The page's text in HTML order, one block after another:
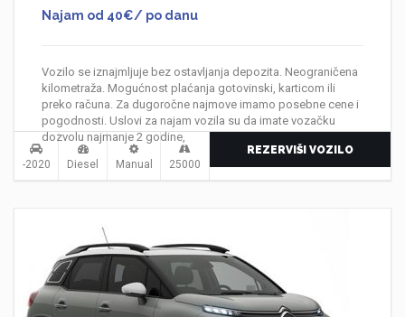
Najam od 40€/ po danu
Vozilo se iznajmljuje bez ostavljanja depozita. Neograničena
kilometraža. Mogućnost plaćanja gotovinski, karticom ili
preko računa. Za dugoročne najmove imamo posebne cene i
pogodnosti. Uslovi za najam vozila su da imate vozačku
dozvolu najmanje 2 godine,
-2020 Diesel Manual 25000
REZERVIŠI VOZILO